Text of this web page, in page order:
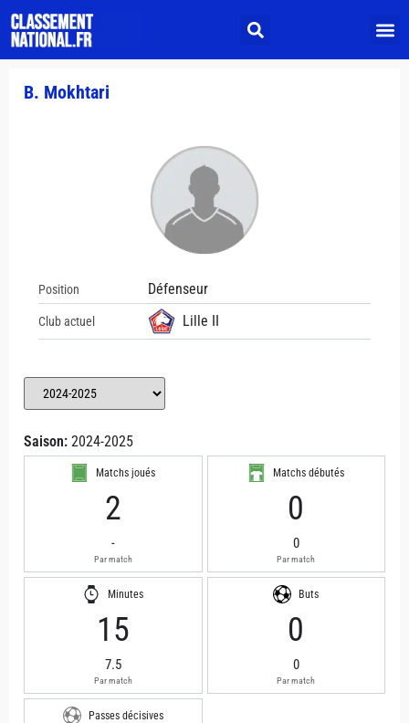
B. Mokhtari
Position Défenseur
Club actuel Lille II
Saison: 2024-2025
Matchs joués
2
-
Par match
Matchs débutés
0
0
Par match
Minutes
15
7.5
Par match
Buts
0
0
Par match
Passes décisives